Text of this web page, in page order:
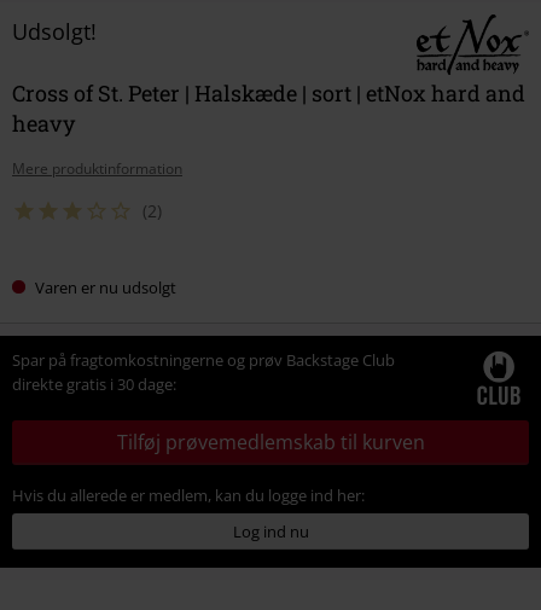
Udsolgt!
Cross of St. Peter | Halskæde | sort | etNox hard and
heavy
Mere produktinformation
(2)
Varen er nu udsolgt
Spar på fragtomkostningerne og prøv Backstage Club
direkte gratis i 30 dage:
Tilføj prøvemedlemskab til kurven
Hvis du allerede er medlem, kan du logge ind her:
Log ind nu